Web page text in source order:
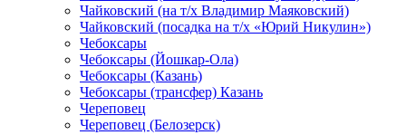
Чайковский (на т/х Владимир Маяковский)
Чайковский (посадка на т/х «Юрий Никулин»)
Чебоксары
Чебоксары (Йошкар-Ола)
Чебоксары (Казань)
Чебоксары (трансфер) Казань
Череповец
Череповец (Белозерск)